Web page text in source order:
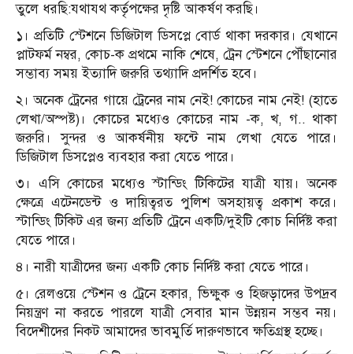
তুলে ধরছি:যথাযথ কর্তৃপক্ষের দৃষ্টি আকর্ষণ করছি।
১। প্রতিটি স্টেশনে ডিজিটাল ডিসপ্লে বোর্ড থাকা দরকার। যেখানে
প্লাটফর্ম নম্বর, কোচ-ক প্রথমে নাকি শেষে, ট্রেন স্টেশনে পৌঁছানোর
সম্ভাব্য সময় ইত্যাদি জরুরি তথ্যাদি প্রদর্শিত হবে।
২। অনেক ট্রেনের গায়ে ট্রেনের নাম নেই! কোচের নাম নেই! (হাতে
লেখা/অস্পষ্ট)। কোচের মধ্যেও কোচের নাম -ক, খ, গ.. থাকা
জরুরি। সুন্দর ও আকর্ষনীয় ফন্টে নাম লেখা যেতে পারে।
ডিজিটাল ডিসপ্লেও ব্যবহার করা যেতে পারে।
৩। এসি কোচের মধ্যেও স্টান্ডিং টিকিটের যাত্রী যায়। অনেক
ক্ষেত্রে এটেনডেন্ট ও দায়িত্বরত পুলিশ অসহায়ত্ব প্রকাশ করে।
স্টান্ডিং টিকিট এর জন্য প্রতিটি ট্রেনে একটি/দুইটি কোচ নির্দিষ্ট করা
যেতে পারে।
৪। নারী যাত্রীদের জন্য একটি কোচ নির্দিষ্ট করা যেতে পারে।
৫। রেলওয়ে স্টেশন ও ট্রেনে হকার, ভিক্ষুক ও হিজড়াদের উপদ্রব
নিয়ন্ত্রণ না করতে পারলে যাত্রী সেবার মান উন্নয়ন সম্ভব নয়।
বিদেশীদের নিকট আমাদের ভাবমুর্তি দারুণভাবে ক্ষতিগ্রস্থ হচ্ছে।